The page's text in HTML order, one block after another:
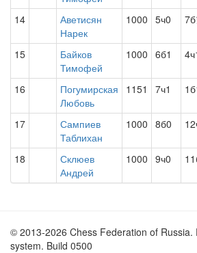
14
Аветисян
Нарек
1000 5ч0
15
Байков
Тимофей
1000 6б1
16
Погумирская
Любовь
1151 7ч1
17
Сампиев
Таблихан
1000 8б0
18
Склюев
Андрей
1000 9ч0
© 2013-2026 Chess Federation of Russia.
system. Build 0500